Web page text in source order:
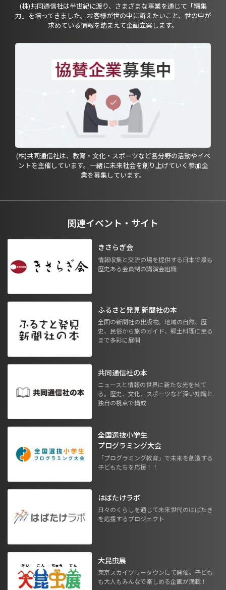
(株)共同通信社は半世紀に渡り、さまざまな事業を通じて「編集
力」を培ってきました。お客様が世の中に訴えたいこと、世の中が
求めている情報を踏まえて企画立案します。
(株)共同通信社は、教育・文化・スポーツなど各分野の活動やイベ
ントを主催しています。一緒に未来社会を創り上げていく参加企
業を募集しています。
関連イベント・サイト
きさらぎ会
情報収集と交流の場を提供する日本で最も
歴史ある会員制の講演会組織
ふるさと発見 新聞社の本
全国の新聞社の出版物。地域の自然、歴
史、民俗から旅のガイド、郷土料理に至る
まで多彩に展開
共同通信社の本
ニュースと情報の世界に新たな光を当て
る。歴史、文化、スポーツなど深い知識と
独自の視点で構成
全国選抜小学生
プログラミング大会
「プログラミング教育」で未来を創造する
子どもたちを応援！！
はばたけラボ
日々のくらしを通じて未来世代のはばたき
を応援するプロジェクト
大昆虫展
東京スカイツリータウンにて開催。子ども
も大人もみんなで楽しめる企画が満載！